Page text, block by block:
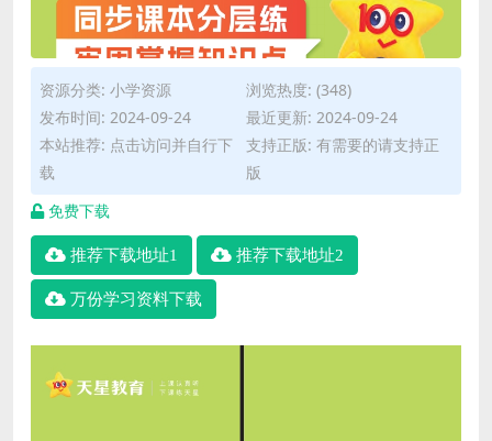
资源分类: 小学资源
浏览热度: (348)
发布时间: 2024-09-24
最近更新: 2024-09-24
本站推荐: 点击访问并自行下
载
支持正版: 有需要的请支持正
版
免费下载
推荐下载地址1 推荐下载地址2
万份学习资料下载